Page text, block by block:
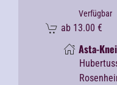
Verfügbar
ab 13.00 €
Asta-